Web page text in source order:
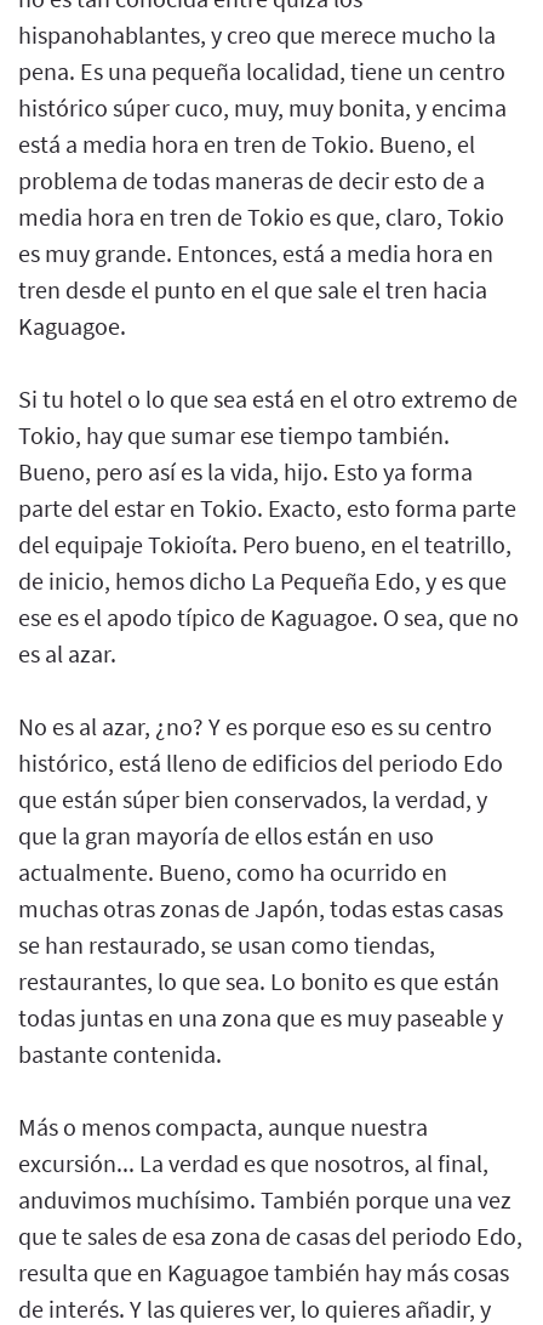
hispanohablantes, y creo que merece mucho la
pena. Es una pequeña localidad, tiene un centro
histórico súper cuco, muy, muy bonita, y encima
está a media hora en tren de Tokio. Bueno, el
problema de todas maneras de decir esto de a
media hora en tren de Tokio es que, claro, Tokio
es muy grande. Entonces, está a media hora en
tren desde el punto en el que sale el tren hacia
Kaguagoe.
Si tu hotel o lo que sea está en el otro extremo de
Tokio, hay que sumar ese tiempo también.
Bueno, pero así es la vida, hijo. Esto ya forma
parte del estar en Tokio. Exacto, esto forma parte
del equipaje Tokioíta. Pero bueno, en el teatrillo,
de inicio, hemos dicho La Pequeña Edo, y es que
ese es el apodo típico de Kaguagoe. O sea, que no
es al azar.
No es al azar, ¿no? Y es porque eso es su centro
histórico, está lleno de edificios del periodo Edo
que están súper bien conservados, la verdad, y
que la gran mayoría de ellos están en uso
actualmente. Bueno, como ha ocurrido en
muchas otras zonas de Japón, todas estas casas
se han restaurado, se usan como tiendas,
restaurantes, lo que sea. Lo bonito es que están
todas juntas en una zona que es muy paseable y
bastante contenida.
Más o menos compacta, aunque nuestra
excursión... La verdad es que nosotros, al final,
anduvimos muchísimo. También porque una vez
que te sales de esa zona de casas del periodo Edo,
resulta que en Kaguagoe también hay más cosas
de interés. Y las quieres ver, lo quieres añadir, y